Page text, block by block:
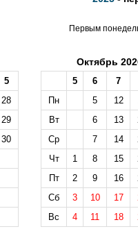
Первым
5
28
29
30
Октябрь
5 6
7
Пн
5 12
Вт
6 13
Ср
7 14
Чт
1 8 15
Пт
2 9 16
Сб
3 10 17
Вс
4 11 18